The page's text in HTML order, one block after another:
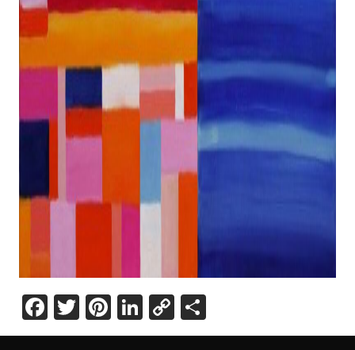
Facebook
Twitter
Pinterest
LinkedIn
Copy
Link
Share